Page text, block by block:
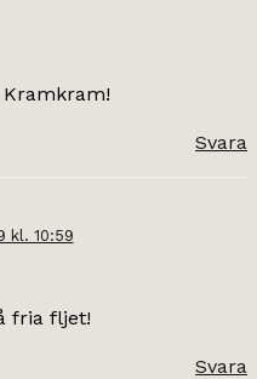
Svara
kl. 10:59
fria fljet!
Svara